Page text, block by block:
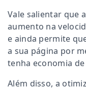
Vale salientar que
aumento na
e ainda permite
a sua página por
tenha economia
Além disso, a